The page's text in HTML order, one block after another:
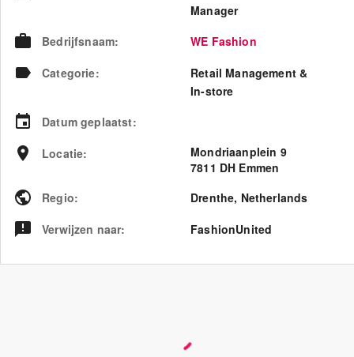
Manager
Bedrijfsnaam:
WE Fashion
Categorie:
Retail Management &
In-store
Datum geplaatst:
Locatie:
Mondriaanplein 9
7811 DH Emmen
Regio: Drenthe, Netherlands
Verwijzen naar: FashionUnited